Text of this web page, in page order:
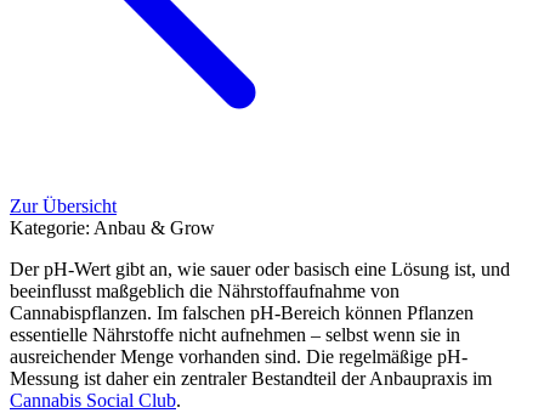
Zur Übersicht
Kategorie: Anbau & Grow
Der pH-Wert gibt an, wie sauer oder basisch eine Lösung ist, und
beeinflusst maßgeblich die Nährstoffaufnahme von
Cannabispflanzen. Im falschen pH-Bereich können Pflanzen
essentielle Nährstoffe nicht aufnehmen – selbst wenn sie in
ausreichender Menge vorhanden sind. Die regelmäßige pH-
Messung ist daher ein zentraler Bestandteil der Anbaupraxis im
Cannabis Social Club.